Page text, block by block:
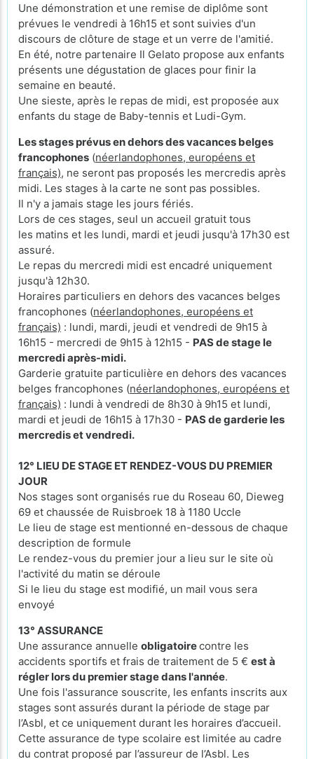
Une démonstration et une remise de diplôme sont
prévues le vendredi à 16h15 et sont suivies d'un
discours de clôture de stage et un verre de l'amitié.
En été, notre partenaire Il Gelato propose aux enfants
présents une dégustation de glaces pour finir la
semaine en beauté.
Une sieste, après le repas de midi, est proposée aux
enfants du stage de Baby-tennis et Ludi-Gym.
Les stages prévus en dehors des vacances belges
francophones (néerlandophones, européens et
français), ne seront pas proposés les mercredis après
midi. Les stages à la carte ne sont pas possibles.
Il n'y a jamais stage les jours fériés.
Lors de ces stages, seul un accueil gratuit tous
les matins et les lundi, mardi et jeudi jusqu'à 17h30 est
assuré.
Le repas du mercredi midi est encadré uniquement
jusqu'à 12h30.
Horaires particuliers en dehors des vacances belges
francophones (néerlandophones, européens et
français) : lundi, mardi, jeudi et vendredi de 9h15 à
16h15 - mercredi de 9h15 à 12h15 - PAS de stage le
mercredi après-midi.
Garderie gratuite particulière en dehors des vacances
belges francophones (néerlandophones, européens et
français) : lundi à vendredi de 8h30 à 9h15 et lundi,
mardi et jeudi de 16h15 à 17h30 - PAS de garderie les
mercredis et vendredi.
12° LIEU DE STAGE ET RENDEZ-VOUS DU PREMIER
JOUR
Nos stages sont organisés rue du Roseau 60, Dieweg
69 et chaussée de Ruisbroek 18 à 1180 Uccle
Le lieu de stage est mentionné en-dessous de chaque
description de formule
Le rendez-vous du premier jour a lieu sur le site où
l'activité du matin se déroule
Si le lieu du stage est modifié, un mail vous sera
envoyé
13° ASSURANCE
Une assurance annuelle obligatoirecontre les
accidents sportifs et frais de traitement de 5 € est à
régler lors du premier stage dans l'année.
Une fois l'assurance souscrite, les enfants inscrits aux
stages sont assurés durant la période de stage par
l’Asbl, et ce uniquement durant les horaires d’accueil.
Cette assurance de type scolaire est limitée au cadre
du contrat proposé par l’assureur de l’Asbl. Les